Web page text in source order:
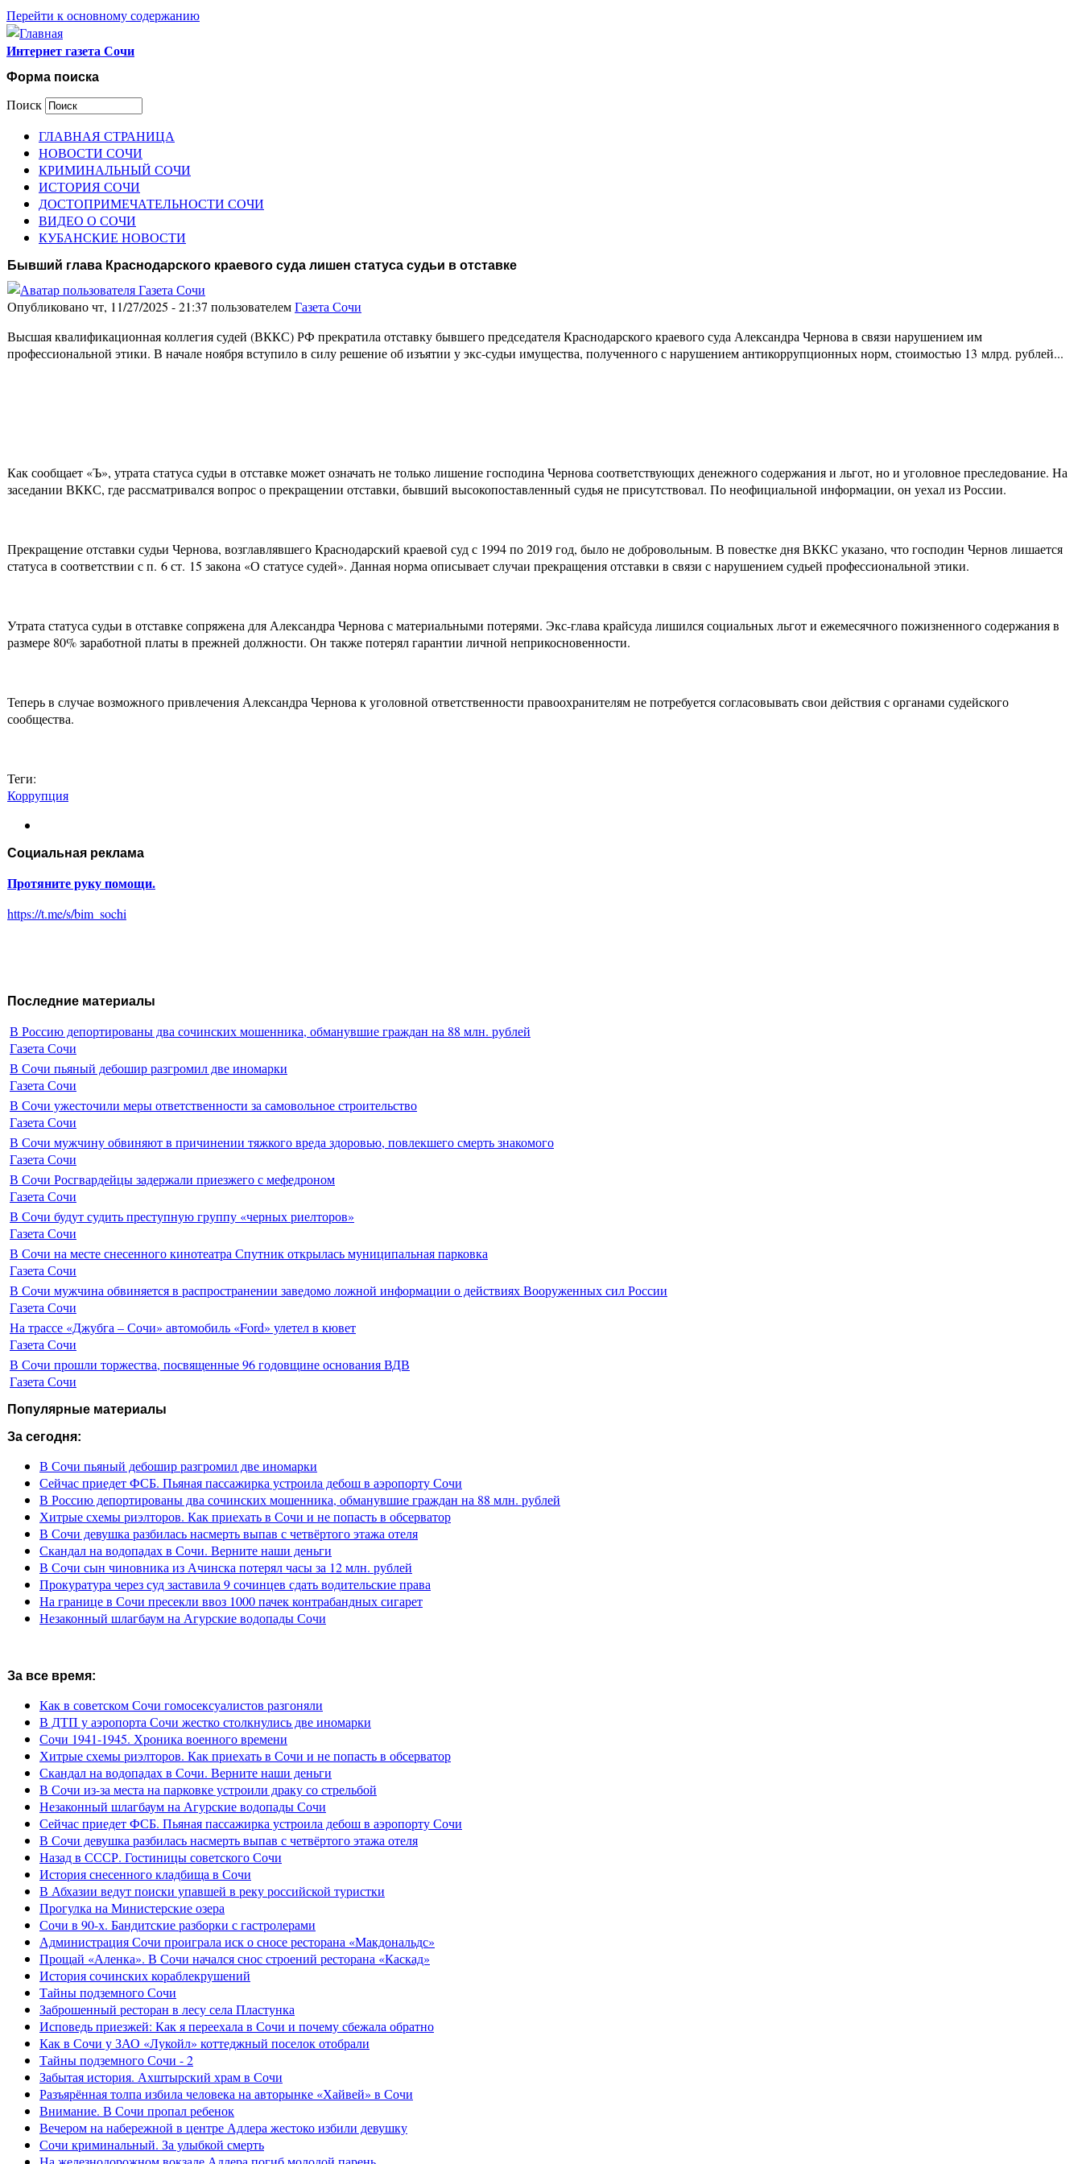
Перейти к основному содержанию
Интернет газета Сочи
Форма поиска
Поиск
ГЛАВНАЯ СТРАНИЦА
НОВОСТИ СОЧИ
КРИМИНАЛЬНЫЙ СОЧИ
ИСТОРИЯ СОЧИ
ДОСТОПРИМЕЧАТЕЛЬНОСТИ СОЧИ
ВИДЕО О СОЧИ
КУБАНСКИЕ НОВОСТИ
Бывший глава Краснодарского краевого суда лишен статуса судьи в отставке
Опубликовано чт, 11/27/2025 - 21:37 пользователемГазета Сочи
Высшая квалификационная коллегия судей (ВККС) РФ прекратила отставку бывшего председателя Краснодарского краевого суда Александра Чернова в связи нарушением им
профессиональной этики. В начале ноября вступило в силу решение об изъятии у экс-судьи имущества, полученного с нарушением антикоррупционных норм, стоимостью 13 млрд. рублей...
Как сообщает «Ъ», утрата статуса судьи в отставке может означать не только лишение господина Чернова соответствующих денежного содержания и льгот, но и уголовное преследование. На
заседании ВККС, где рассматривался вопрос о прекращении отставки, бывший высокопоставленный судья не присутствовал. По неофициальной информации, он уехал из России.
Прекращение отставки судьи Чернова, возглавлявшего Краснодарский краевой суд с 1994 по 2019 год, было не добровольным. В повестке дня ВККС указано, что господин Чернов лишается
статуса в соответствии с п. 6 ст. 15 закона «О статусе судей». Данная норма описывает случаи прекращения отставки в связи с нарушением судьей профессиональной этики.
Утрата статуса судьи в отставке сопряжена для Александра Чернова с материальными потерями. Экс-глава крайсуда лишился социальных льгот и ежемесячного пожизненного содержания в
размере 80% заработной платы в прежней должности. Он также потерял гарантии личной неприкосновенности.
Теперь в случае возможного привлечения Александра Чернова к уголовной ответственности правоохранителям не потребуется согласовывать свои действия с органами судейского
сообщества.
Теги:
Коррупция
Социальная реклама
Протяните руку помощи.
https://t.me/s/bim_sochi
Последние материалы
В Россию депортированы два сочинских мошенника, обманувшие граждан на 88 млн. рублей
Газета Сочи
В Сочи пьяный дебошир разгромил две иномарки
Газета Сочи
В Сочи ужесточили меры ответственности за самовольное строительство
Газета Сочи
В Сочи мужчину обвиняют в причинении тяжкого вреда здоровью, повлекшего смерть знакомого
Газета Сочи
В Сочи Росгвардейцы задержали приезжего с мефедроном
Газета Сочи
В Сочи будут судить преступную группу «черных риелторов»
Газета Сочи
В Сочи на месте снесенного кинотеатра Спутник открылась муниципальная парковка
Газета Сочи
В Сочи мужчина обвиняется в распространении заведомо ложной информации о действиях Вооруженных сил России
Газета Сочи
На трассе «Джубга – Сочи» автомобиль «Ford» улетел в кювет
Газета Сочи
В Сочи прошли торжества, посвященные 96 годовщине основания ВДВ
Газета Сочи
Популярные материалы
За сегодня:
В Сочи пьяный дебошир разгромил две иномарки
Сейчас приедет ФСБ. Пьяная пассажирка устроила дебош в аэропорту Сочи
В Россию депортированы два сочинских мошенника, обманувшие граждан на 88 млн. рублей
Хитрые схемы риэлторов. Как приехать в Сочи и не попасть в обсерватор
В Сочи девушка разбилась насмерть выпав с четвёртого этажа отеля
Скандал на водопадах в Сочи. Верните наши деньги
В Сочи сын чиновника из Ачинска потерял часы за 12 млн. рублей
Прокуратура через суд заставила 9 сочинцев сдать водительские права
На границе в Сочи пресекли ввоз 1000 пачек контрабандных сигарет
Незаконный шлагбаум на Агурские водопады Сочи
За все время:
Как в советском Сочи гомосексуалистов разгоняли
В ДТП у аэропорта Сочи жестко столкнулись две иномарки
Сочи 1941-1945. Хроника военного времени
Хитрые схемы риэлторов. Как приехать в Сочи и не попасть в обсерватор
Скандал на водопадах в Сочи. Верните наши деньги
В Сочи из-за места на парковке устроили драку со стрельбой
Незаконный шлагбаум на Агурские водопады Сочи
Сейчас приедет ФСБ. Пьяная пассажирка устроила дебош в аэропорту Сочи
В Сочи девушка разбилась насмерть выпав с четвёртого этажа отеля
Назад в СССР. Гостиницы советского Сочи
История снесенного кладбища в Сочи
В Абхазии ведут поиски упавшей в реку российской туристки
Прогулка на Министерские озера
Сочи в 90-х. Бандитские разборки с гастролерами
Администрация Сочи проиграла иск о сносе ресторана «Макдональдс»
Прощай «Аленка». В Сочи начался снос строений ресторана «Каскад»
История сочинских кораблекрушений
Тайны подземного Сочи
Заброшенный ресторан в лесу села Пластунка
Исповедь приезжей: Как я переехала в Сочи и почему сбежала обратно
Как в Сочи у ЗАО «Лукойл» коттеджный поселок отобрали
Тайны подземного Сочи - 2
Забытая история. Ахштырский храм в Сочи
Разъярённая толпа избила человека на авторынке «Хайвей» в Сочи
Внимание. В Сочи пропал ребенок
Вечером на набережной в центре Адлера жестоко избили девушку
Сочи криминальный. За улыбкой смерть